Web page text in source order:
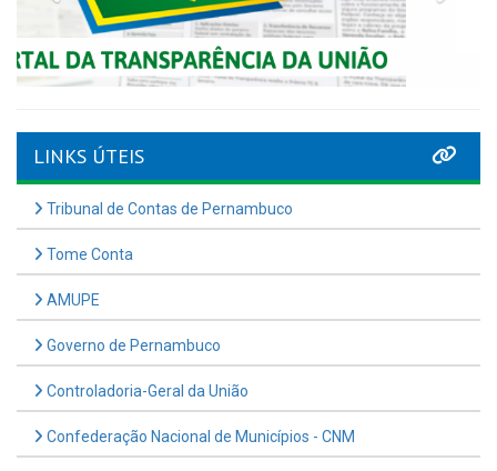
LINKS ÚTEIS
Tribunal de Contas de Pernambuco
Tome Conta
AMUPE
Governo de Pernambuco
Controladoria-Geral da União
Confederação Nacional de Municípios - CNM